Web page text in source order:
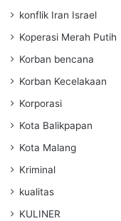
konflik Iran Israel
Koperasi Merah Putih
Korban bencana
Korban Kecelakaan
Korporasi
Kota Balikpapan
Kota Malang
Kriminal
kualitas
KULINER